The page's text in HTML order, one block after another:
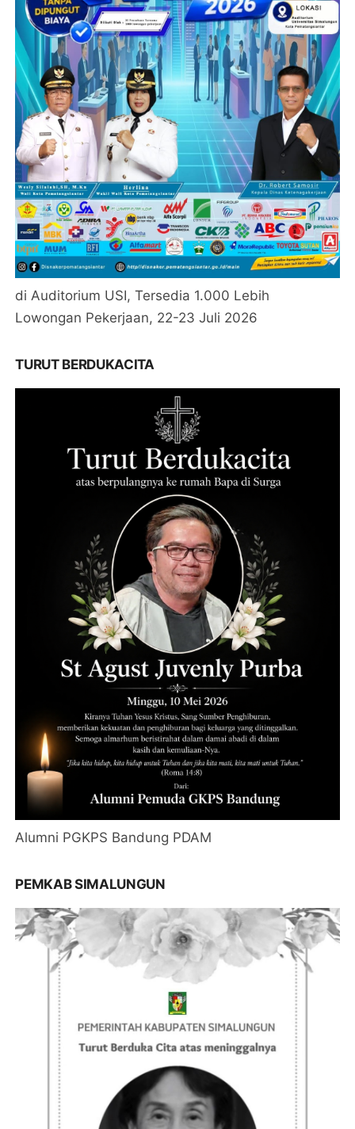
di Auditorium USI, Tersedia 1.000 Lebih
Lowongan Pekerjaan, 22-23 Juli 2026
TURUT BERDUKACITA
Alumni PGKPS Bandung PDAM
PEMKAB SIMALUNGUN